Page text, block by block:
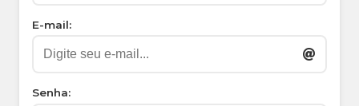
E-mail:
Senha: